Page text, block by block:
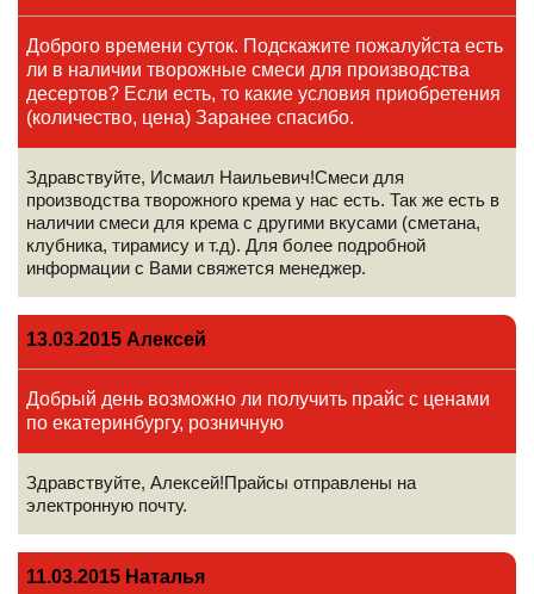
Доброго времени суток. Подскажите пожалуйста есть
ли в наличии творожные смеси для производства
десертов? Если есть, то какие условия приобретения
(количество, цена) Заранее спасибо.
Здравствуйте, Исмаил Наильевич!Смеси для
производства творожного крема у нас есть. Так же есть в
наличии смеси для крема с другими вкусами (сметана,
клубника, тирамису и т.д). Для более подробной
информации с Вами свяжется менеджер.
13.03.2015 Алексей
Добрый день возможно ли получить прайс с ценами
по екатеринбургу, розничную
Здравствуйте, Алексей!Прайсы отправлены на
электронную почту.
11.03.2015 Наталья